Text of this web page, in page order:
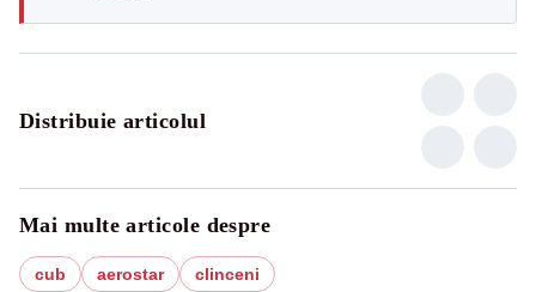
Distribuie articolul
Mai multe articole despre
cub aerostar clinceni